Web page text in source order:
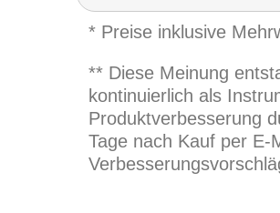
* Preise inklusive
** Diese Meinung
kontinuierlich als
Produktverbesserung
Tage nach Kauf per E-